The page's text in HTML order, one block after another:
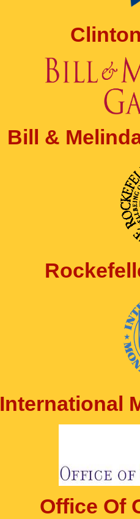
Bill &
International
Office Of